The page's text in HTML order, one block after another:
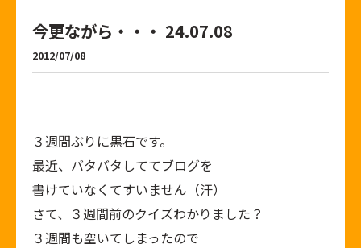
今更ながら・・・ 24.07.08
2012/07/08
３週間ぶりに黒石です。
最近、バタバタしててブログを
書けていなくてすいません（汗）
さて、３週間前のクイズわかりました？
３週間も空いてしまったので